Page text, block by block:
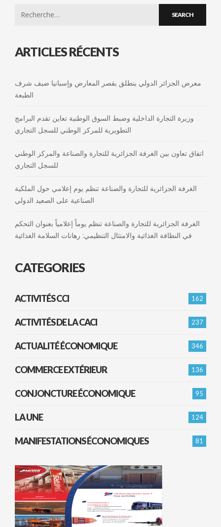
Search
ARTICLES RÉCENTS
معرض الجزائر الدولي ينطلق بقصر المعارض وإسبانيا ضيف شرف
الطبعة
وزيرة التجارة الداخلية وضبط السوق الوطنية تعاين تقدم البرامج
التطويرية للمركز الوطني للسجل التجاري
اتفاق تعاون بين الغرفة الجزائرية للتجارة والصناعة والمركز الوطني
للسجل التجاري
الغرفة الجزائرية للتجارة والصناعة تنظم يوم إعلامي حول الملكية
الصناعية على الصعيد الدولي
الغرفة الجزائرية للتجارة والصناعة تنظم يوماً إعلامياً بعنوان التحكم
في النظافة الغذائية والامتثال التنظيمي: رهانات السلامة الغذائية
CATEGORIES
162
ACTIVITÉS CCI
237
ACTIVITÉS DE LA CACI
346
ACTUALITÉ ÉCONOMIQUE
136
COMMERCE EXTÉRIEUR
95
CONJONCTURE ÉCONOMIQUE
124
LA UNE
81
MANIFESTATIONS ÉCONOMIQUES